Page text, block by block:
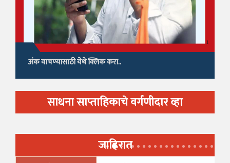
अंक वाचण्यासाठी येथे क्लिक करा..
साधना साप्ताहिकाचे वर्गणीदार व्हा
जाहिरात